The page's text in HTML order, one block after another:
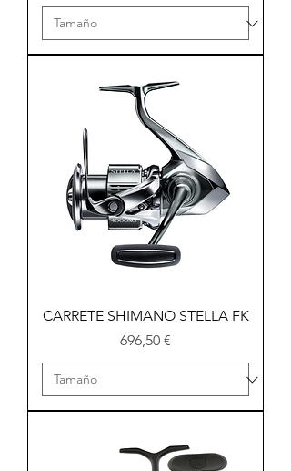
CARRETE SHIMANO STELLA FK
Precio
696,50 €